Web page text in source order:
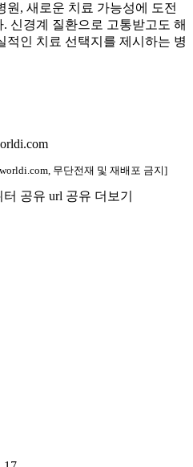
원, 새로운 치료 가능성에 도전
신경계 질환으로 고통받고도 해
적인 치료 선택지를 제시하는 병
무단전재 및 재배포 금지]
터 공유 url 공유 더보기